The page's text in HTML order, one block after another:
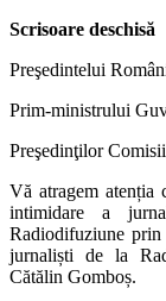
Scrisoare deschisă
Preşedintelui
Prim-ministrului
Preşedinţilor
Vă atragem atenția
intimidare a
Radiodifuziune prin
jurnaliști de la
Cătălin Gomboș.